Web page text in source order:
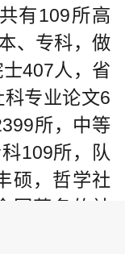
有109所高
、专科，做
407人，省
专业论文6
所，中等
109所，队
硕，哲学社
国著名的社